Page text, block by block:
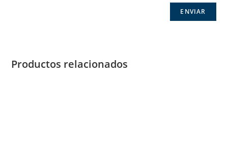
Productos relacionados